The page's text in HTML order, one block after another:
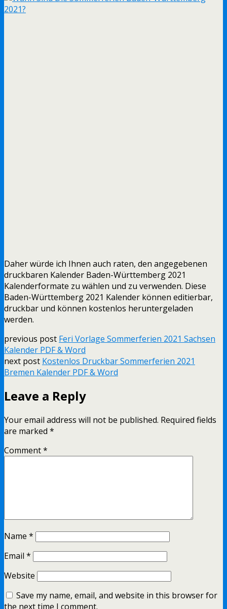
Daher würde ich Ihnen auch raten, den angegebenen
druckbaren Kalender Baden-Württemberg 2021
Kalenderformate zu wählen und zu verwenden. Diese
Baden-Württemberg 2021 Kalender können editierbar,
druckbar und können kostenlos heruntergeladen
werden.
previous post Feri Vorlage Sommerferien 2021 Sachsen
Kalender PDF & Word
next post Kostenlos Druckbar Sommerferien 2021
Bremen Kalender PDF & Word
Leave a Reply
Your email address will not be published. Required fields
are marked *
Comment*
Name *
Email *
Website
Save my name, email, and website in this browser for
the next time I comment.